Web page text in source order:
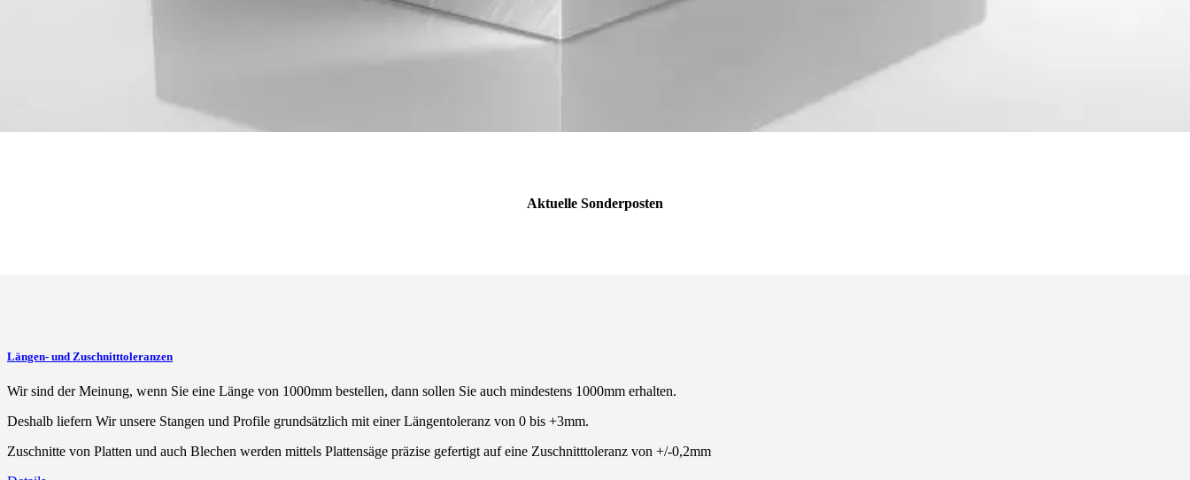
Aktuelle Sonderposten
Längen- und Zuschnitttoleranzen
Wir sind der Meinung, wenn Sie eine Länge von 1000mm bestellen, dann sollen Sie auch mindestens 1000mm erhalten.
Deshalb liefern Wir unsere Stangen und Profile grundsätzlich mit einer Längentoleranz von 0 bis +3mm.
Zuschnitte von Platten und auch Blechen werden mittels Plattensäge präzise gefertigt auf eine Zuschnitttoleranz von +/-0,2mm